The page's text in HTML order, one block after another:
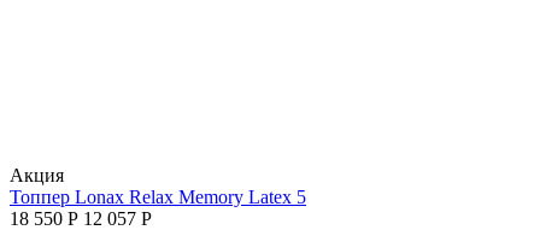
Aкция
Топпер Lonax Relax Memory Latex 5
18 550 Р 12 057 Р